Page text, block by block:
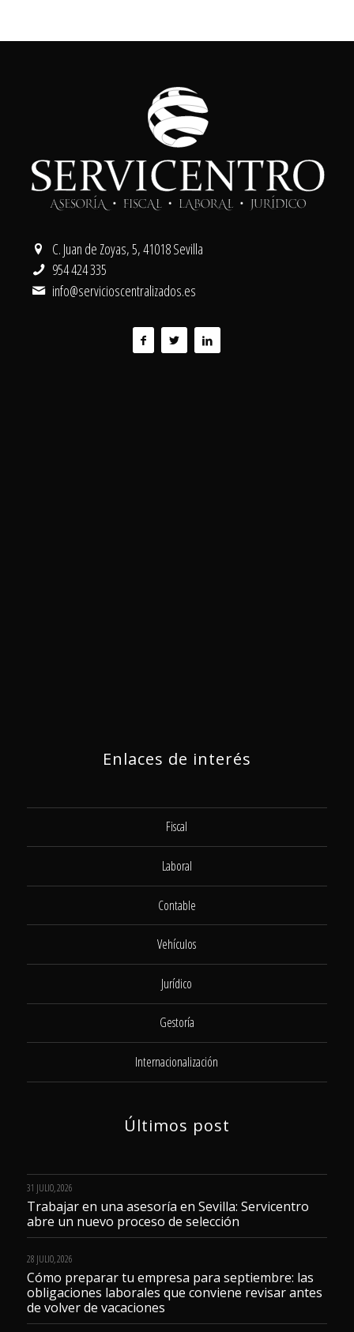
C. Juan de Zoyas, 5, 41018 Sevilla
954 424 335
info@servicioscentralizados.es
Enlaces de interés
Fiscal
Laboral
Contable
Vehículos
Jurídico
Gestoría
Internacionalización
Últimos post
31 JULIO, 2026
Trabajar en una asesoría en Sevilla: Servicentro
abre un nuevo proceso de selección
28 JULIO, 2026
Cómo preparar tu empresa para septiembre: las
obligaciones laborales que conviene revisar antes
de volver de vacaciones